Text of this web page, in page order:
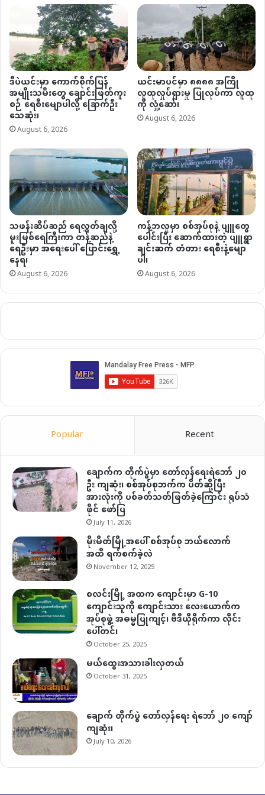
ဒီပဲယင်းမှာ ကောက်စိုက်ပြန်
အမျိုးသမီးတွေ ချောင်းဖြတ်ကူး
စဉ် ရေစီးမျောပါလို့ ခြောက်ဦး
သေဆုံး၊
August 6, 2026
ယင်းမာပင်မှာ ၈၈၈၈ အကြို
လူထုလှုပ်ရှားမှု ပြုလုပ်ကာ လူထု
ကို လှုံ့ဆော်၊
August 6, 2026
သဖန်းဆိပ်ဆည် ရေလွှတ်ချလို့
မူးမြစ်ရေကြီးကာ တန့်ဆည်နဲ့
ရေဦးမှာ အရေးပေါ် ပြောင်းရွှေ့
နေရ၊
August 6, 2026
ကန့်ဘလူမှာ စစ်အုပ်စုနဲ့ ပျူတွေ
ပေါင်းပြီး ဆောက်ထားတဲ့ ပျူရွာ
ချင်းဆက် တံတား ရေစီးနဲ့မျော
ပါ၊
August 6, 2026
Popular Recent
ချောက်က တိုက်ပွဲမှာ တော်လှန်ရေးရဲဘော် ၂၀
ဦး ကျဆုံး၊ စစ်အုပ်စုဘက်က ပိတ်ဆို့ပြီး
အားလုံးကို ပစ်ခတ်သတ်ဖြတ်ခဲ့ကြောင်း ရုပ်သံ
ဖိုင် ဖော်ပြ
July 11, 2026
မိုးမိတ်မြို့အပေါ် စစ်အုပ်စု ဘယ်လောက်
အထိ ရက်စက်ခဲ့လဲ
November 12, 2025
စလင်းမြို့ အထက ကျောင်းမှာ G-10
ကျောင်းသူကို ကျောင်းသား လေးယောက်က
အုပ်စုဖွဲ့ အဓမ္မပြုကျင့်၊ ဗီဒီယိုရိုက်ကာ လိုင်း
ပေါ်တင်၊
October 25, 2025
မယ်ထွေးအသားခါးလှတယ်
October 31, 2025
ချောက် တိုက်ပွဲ တော်လှန်ရေး ရဲဘော် ၂၀ ကျော်
ကျဆုံး၊
July 10, 2026